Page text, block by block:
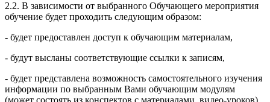
2.2. В зависимости от выбранного Обучающего мероприятия
обучение будет проходить следующим образом:
- будет предоставлен доступ к обучающим материалам,
- будут высланы соответствующие ссылки к записям,
- будет представлена возможность самостоятельного изучения
информации по выбранным Вами обучающим модулям
(может состоять из конспектов с материалами, видео-уроков),